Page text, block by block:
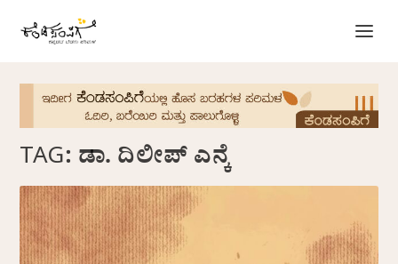
TAG: ಡಾ. ದಿಲೀಪ್‌ ಎನ್ಕೆ